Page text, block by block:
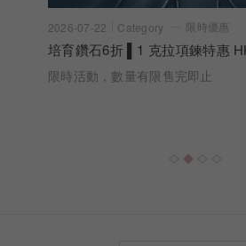
2026-07-22 Category 限時優惠
培育鑽石6折 ▌1 克拉項鍊特惠
限時活動，數量有限售完即止